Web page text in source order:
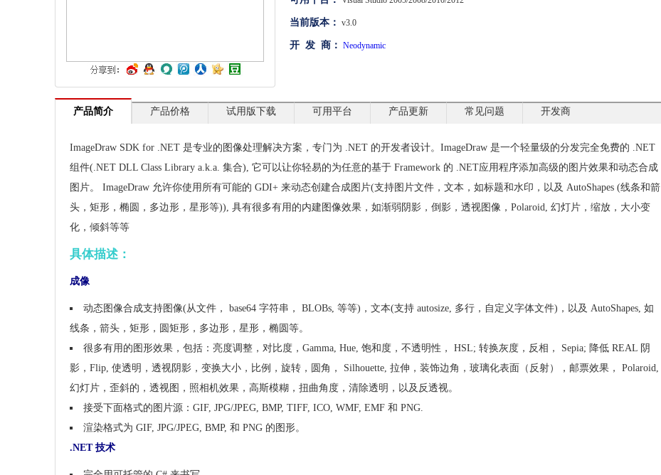
项目管理与业务逻辑
网络通讯
开发测试与优化
智能设备开发
当前版本： v3.0
开 发 商： Neodynamic
产品简介 产品价格 试用版下载 可用平台 产品更新 常见问题 开发商
ImageDraw SDK for .NET 是专业的图像处理解决方案，专门为 .NET 的开发者设计。ImageDraw 是一个轻量级的分发完全免费的 .NET
组件(.NET DLL Class Library a.k.a. 集合), 它可以让你轻易的为任意的基于 Framework 的 .NET应用程序添加高级的图片效果和动态合成
图片。 ImageDraw 允许你使用所有可能的 GDI+ 来动态创建合成图片(支持图片文件，文本，如标题和水印，以及 AutoShapes (线条和箭
头，矩形，椭圆，多边形，星形等)), 具有很多有用的内建图像效果，如渐弱阴影，倒影，透视图像，Polaroid, 幻灯片，缩放，大小变
化，倾斜等等
具体描述：
成像
动态图像合成支持图像(从文件， base64 字符串， BLOBs, 等等)，文本(支持 autosize, 多行，自定义字体文件)，以及 AutoShapes, 如
线条，箭头，矩形，圆矩形，多边形，星形，椭圆等。
很多有用的图形效果，包括：亮度调整，对比度，Gamma, Hue, 饱和度，不透明性， HSL; 转换灰度，反相， Sepia; 降低 REAL 阴
影，Flip, 使透明，透视阴影，变换大小，比例，旋转，圆角， Silhouette, 拉伸，装饰边角，玻璃化表面（反射），邮票效果， Polaroid,
幻灯片，歪斜的，透视图，照相机效果，高斯模糊，扭曲角度，清除透明，以及反透视。
接受下面格式的图片源：GIF, JPG/JPEG, BMP, TIFF, ICO, WMF, EMF 和 PNG.
渲染格式为 GIF, JPG/JPEG, BMP, 和 PNG 的图形。
.NET 技术